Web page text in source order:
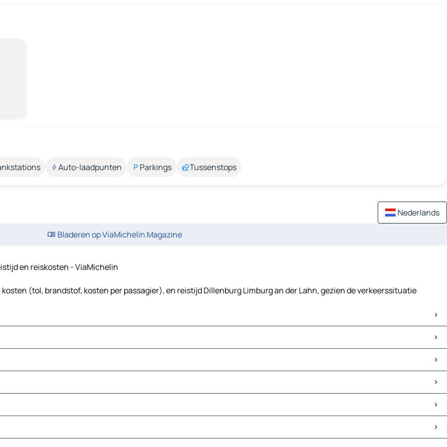
Auto-laadpunten Parkings Tussenstops
Nederlands
Bladeren op ViaMichelin Magazine
en reiskosten - ViaMichelin
(tol, brandstof, kosten per passagier), en reistijd Dillenburg Limburg an der Lahn, gezien de verkeerssituatie